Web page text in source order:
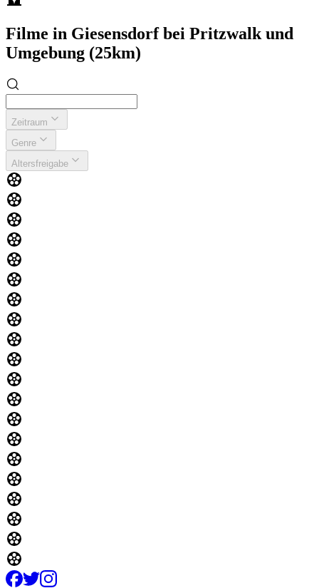
Filme in Giesensdorf bei Pritzwalk und
Umgebung (25km)
Zeitraum
Genre
Altersfreigabe